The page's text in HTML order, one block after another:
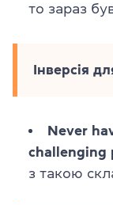
то зараз
Інверсія
Never
challenging
з такою